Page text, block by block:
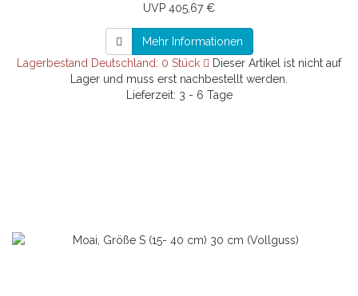
UVP 405,67 €
Mehr Informationen
Lagerbestand Deutschland: 0 Stück
Dieser Artikel ist nicht auf
Lager und muss erst nachbestellt werden.
Lieferzeit: 3 - 6 Tage